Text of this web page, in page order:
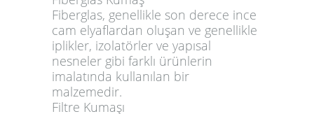
Fiberglas, genellikle son derece ince
cam elyaflardan oluşan ve genellikle
iplikler, izolatörler ve yapısal
nesneler gibi farklı ürünlerin
imalatında kullanılan bir
malzemedir.
Filtre Kumaşı